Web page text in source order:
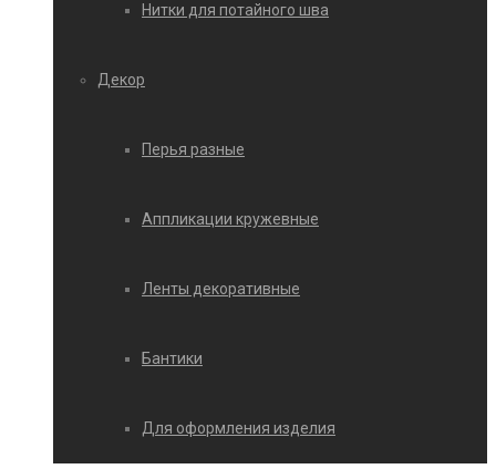
Нитки для потайного шва
Декор
Перья разные
Аппликации кружевные
Ленты декоративные
Бантики
Для оформления изделия